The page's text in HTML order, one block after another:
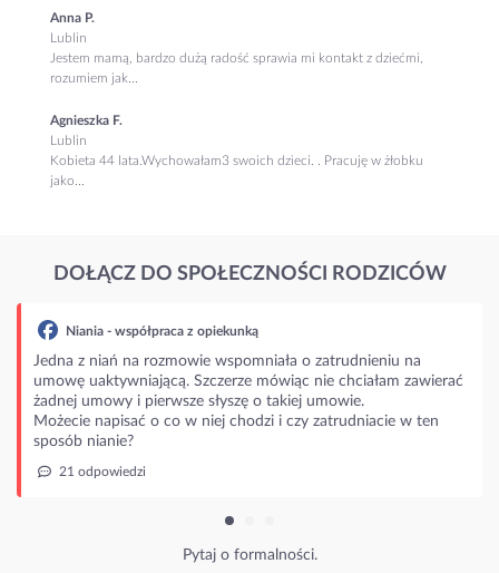
Anna P.
Lublin
Jestem mamą, bardzo dużą radość sprawia mi kontakt z dziećmi,
rozumiem jak...
Agnieszka F.
Lublin
Kobieta 44 lata.Wychowałam3 swoich dzieci. . Pracuję w żłobku
jako...
DOŁĄCZ DO SPOŁECZNOŚCI RODZICÓW
- współpraca z opiekunką
z niań na rozmowie wspomniała o zatrudnieniu na
uaktywniającą. Szczerze mówiąc nie chciałam zawierać
umowy i pierwsze słyszę o takiej umowie.
napisać o co w niej chodzi i czy zatrudniacie w ten
nianie?
Pytaj o formalności.